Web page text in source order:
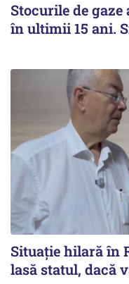
Stocurile de
în ultimii 15 ani.
Situație hilară în
lasă statul, dacă